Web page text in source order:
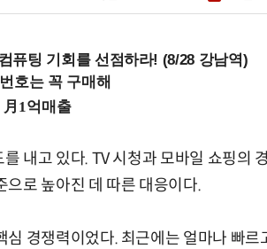
퓨팅 기회를 선점하라! (8/28 강남역)
내고 있다. TV 시청과 모바일 쇼핑의
으로 높아진 데 따른 대응이다.
경쟁력이었다. 최근에는 얼마나 빠르